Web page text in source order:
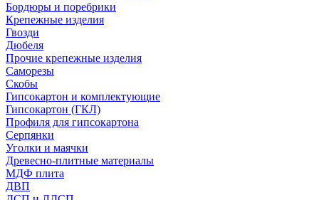
Бордюры и поребрики
Крепежные изделия
Гвозди
Дюбеля
Прочие крепежные изделия
Саморезы
Скобы
Гипсокартон и комплектующие
Гипсокартон (ГКЛ)
Профиля для гипсокартона
Серпянки
Уголки и маячки
Древесно-плитные материалы
МДФ плита
ДВП